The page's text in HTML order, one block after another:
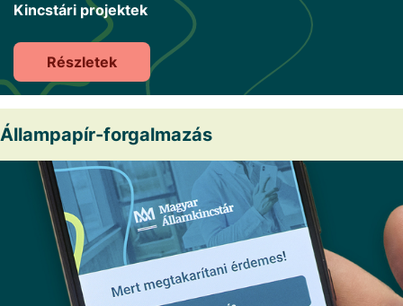
Kincstári projektek
Részletek
Állampapír-forgalmazás